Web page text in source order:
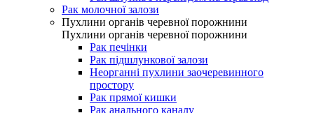
Рак молочної залози
Пухлини органів черевної порожнини
Пухлини органів черевної порожнини
Рак печінки
Рак підшлункової залози
Неорганні пухлини заочеревинного
простору
Рак прямої кишки
Рак анального каналу